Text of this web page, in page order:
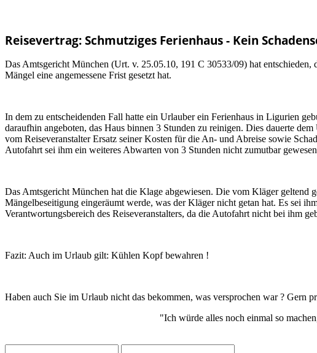
Reisevertrag: Schmutziges Ferienhaus - Kein
Das Amtsgericht München (Urt. v. 25.05.10, 191 C 30533/09) hat
Mängel eine angemessene Frist gesetzt hat.
In dem zu entscheidenden Fall hatte ein Urlauber ein Ferienhaus in Ligurien
daraufhin angeboten, das Haus binnen 3 Stunden zu reinigen. Dies dauerte
vom Reiseveranstalter Ersatz seiner Kosten für die An- und Abreise sowie
Autofahrt sei ihm ein weiteres Abwarten von 3 Stunden nicht zumutbar
Das Amtsgericht München hat die Klage abgewiesen. Die vom Kläger geltend
Mängelbeseitigung eingeräumt werde, was der Kläger nicht getan hat. Es sei
Verantwortungsbereich des Reiseveranstalters, da die Autofahrt nicht bei ihm
Fazit: Auch im Urlaub gilt: Kühlen Kopf bewahren !
Haben auch Sie im Urlaub nicht das bekommen, was versprochen war ? Gern
"Ich würde alles noch einmal so